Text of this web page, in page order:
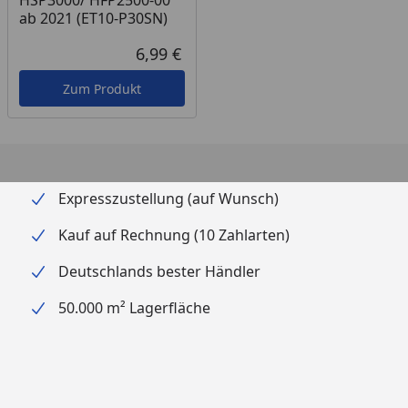
ab 2021 (ET10-P30SN)
Aktueller Preis
6,99 €
Zum Produkt
Expresszustellung (auf Wunsch)
Kauf auf Rechnung (10 Zahlarten)
Deutschlands bester Händler
50.000 m² Lagerfläche